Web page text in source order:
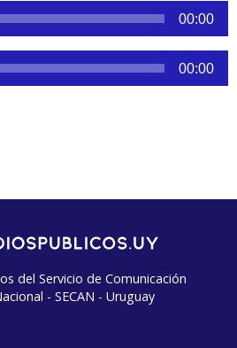
00:00
00:00
del Servicio de Comunicación
- SECAN - Uruguay